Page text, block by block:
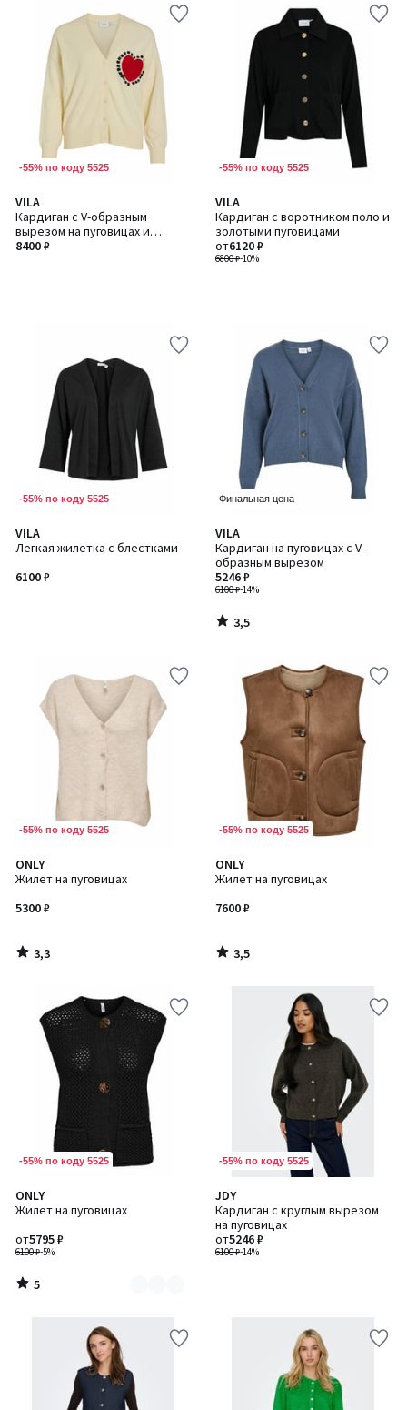
-55% по коду 5525
VILA
Кардиган с V-образным
вырезом на пуговицах и
декоративной деталью в
8400 ₽
-55% по коду 5525
VILA
Кардиган с воротником поло и
золотыми пуговицами
6800 ₽-10%
от6120 ₽
-55% по коду 5525
VILA
Легкая жилетка с блестками
6100 ₽
Финальная цена
VILA
Кардиган на пуговицах с V-
образным вырезом
6100 ₽-14%
5246 ₽
3,5
/ 5
3,5
/
-55% по коду 5525
ONLY
Жилет на пуговицах
5300 ₽
3,3
/ 5
3,3
/
-55% по коду 5525
ONLY
Жилет на пуговицах
7600 ₽
3,5
/ 5
3,5
/
-55% по коду 5525
ONLY
Жилет на пуговицах
6100 ₽-5%
от5795 ₽
5
/
Количество
цветов:
5
/
-55% по коду 5525
JDY
Кардиган с круглым вырезом
на пуговицах
6100 ₽-14%
от5246 ₽